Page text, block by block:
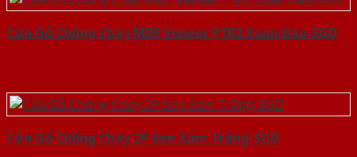
Cửa Gỗ Chống Cháy MDF Veneer P1R2 Xoan Đào-SGD
Cửa Gỗ Chống Cháy 2P Sơn Xám Trắng-SGD